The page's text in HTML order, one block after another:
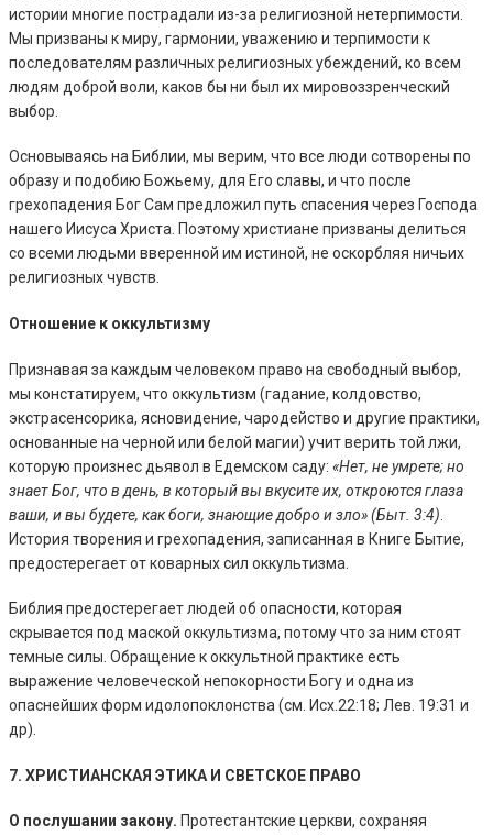
истории многие пострадали из-за религиозной нетерпимости.
Мы призваны к миру, гармонии, уважению и терпимости к
последователям различных религиозных убеждений, ко всем
людям доброй воли, каков бы ни был их мировоззренческий
выбор.
Основываясь на Библии, мы верим, что все люди сотворены по
образу и подобию Божьему, для Его славы, и что после
грехопадения Бог Сам предложил путь спасения через Господа
нашего Иисуса Христа. Поэтому христиане призваны делиться
со всеми людьми вверенной им истиной, не оскорбляя ничьих
религиозных чувств.
Отношение к оккультизму
Признавая за каждым человеком право на свободный выбор,
мы констатируем, что оккультизм (гадание, колдовство,
экстрасенсорика, ясновидение, чародейство и другие практики,
основанные на черной или белой магии) учит верить той лжи,
которую произнес дьявол в Едемском саду: «Нет, не умрете; но
знает Бог, что в день, в который вы вкусите их, откроются глаза
ваши, и вы будете, как боги, знающие добро и зло» (Быт. 3:4)
История творения и грехопадения, записанная в Книге Бытие,
предостерегает от коварных сил оккультизма.
Библия предостерегает людей об опасности, которая
скрывается под маской оккультизма, потому что за ним стоят
темные силы. Обращение к оккультной практике есть
выражение человеческой непокорности Богу и одна из
опаснейших форм идолопоклонства (см. Исх.22:18; Лев. 19:31 и
др).
7. ХРИСТИАНСКАЯ ЭТИКА И СВЕТСКОЕ ПРАВО
О послушании закону. Протестантские церкви, сохраняя